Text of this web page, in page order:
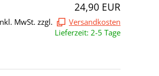
24,90 EUR
MwSt. zzgl.
Versandkosten
Lieferzeit: 2-5 Tage